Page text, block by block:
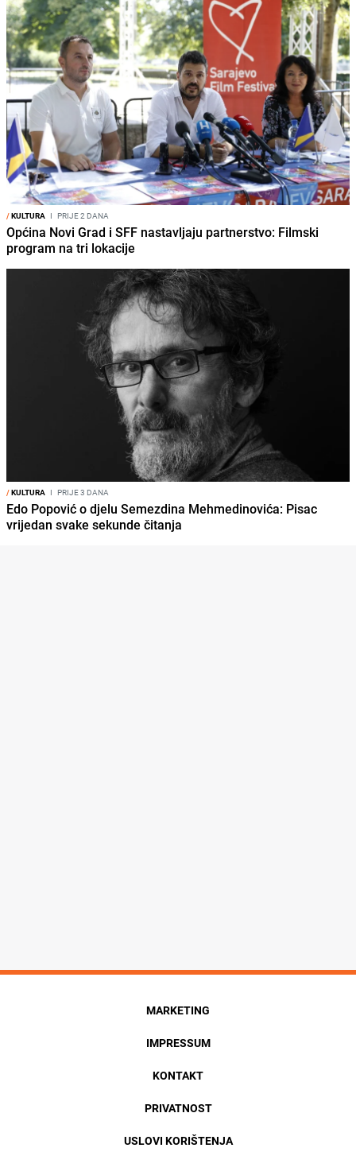
/KULTURA I PRIJE 2 DANA
Općina Novi Grad i SFF nastavljaju partnerstvo: Filmski
program na tri lokacije
/KULTURA I PRIJE 3 DANA
Edo Popović o djelu Semezdina Mehmedinovića: Pisac
vrijedan svake sekunde čitanja
MARKETING
IMPRESSUM
KONTAKT
PRIVATNOST
USLOVI KORIŠTENJA